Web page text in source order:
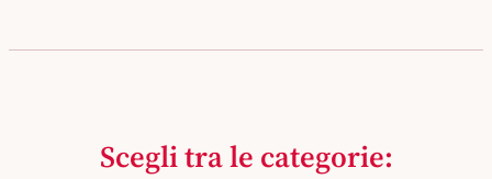
Scegli tra le categorie: